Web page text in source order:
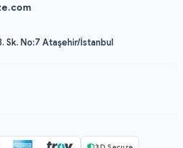
Sk. No:7 Ataşehir/İstanbul